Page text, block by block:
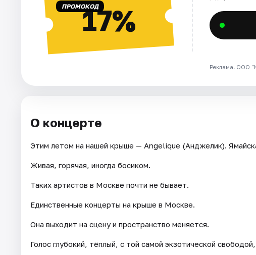
ПРОМОКОД17%
Реклама. ООО
О концерте
Этим летом на нашей крыше — Angelique (Анджелик).
Живая, горячая, иногда босиком.
Таких артистов в Москве почти не бывает.
Единственные концерты на крыше в Москве.
Она выходит на сцену и пространство меняется.
Голос глубокий, тёплый, с той самой экзотической